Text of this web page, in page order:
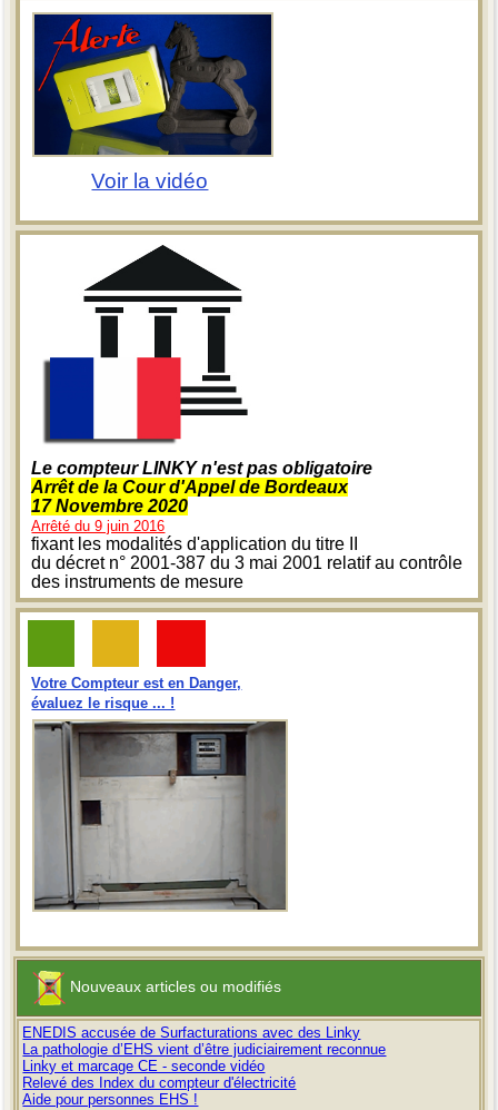
Voir la vidéo
Le compteur LINKY n'est pas obligatoire
Arrêt de la Cour d'Appel de Bordeaux
17 Novembre 2020
Arrêté du 9 juin 2016
fixant les modalités d'application du titre II
du décret n° 2001-387 du 3 mai 2001 relatif au contrôle
des instruments de mesure
Votre Compteur est en Danger,
évaluez le risque ... !
Nouveaux articles ou modifiés
ENEDIS accusée de Surfacturations avec des Linky
La pathologie d’EHS vient d’être judiciairement reconnue
Linky et marcage CE - seconde vidéo
Relevé des Index du compteur d'électricité
Aide pour personnes EHS !